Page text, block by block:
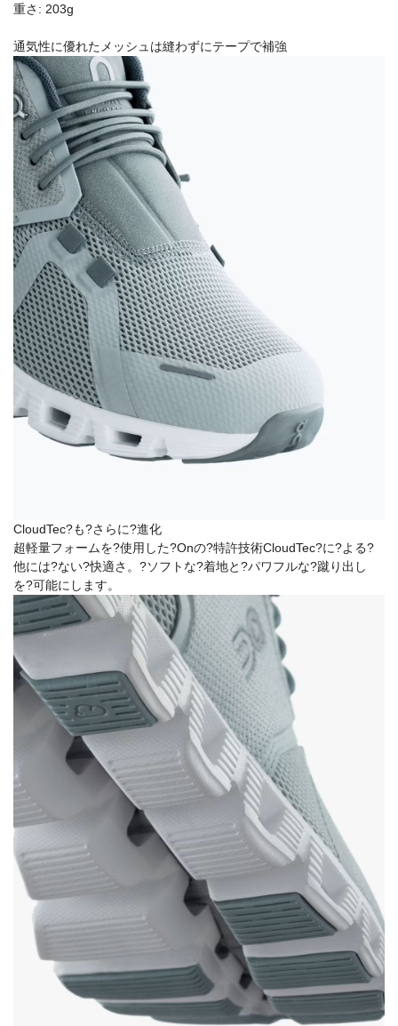
重さ: 203g
通気性に優れたメッシュは縫わずにテープで補強
CloudTec?も?さらに?進化
超軽量フォームを?使用した?Onの?特許技術CloudTec?に?よる?
他には?ない?快適さ。?ソフトな?着地と?パワフルな?蹴り出し
を?可能にします。